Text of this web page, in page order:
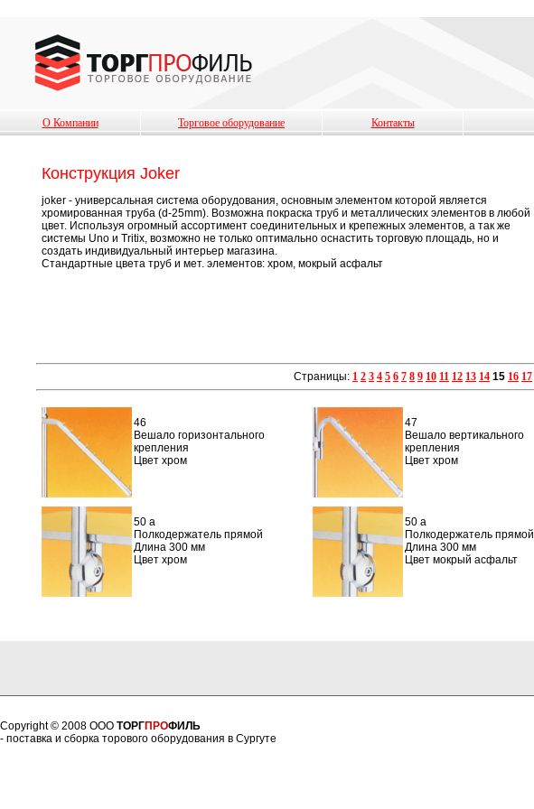
О Компании Торговое оборудование Контакты
Конструкция Joker
joker - универсальная система оборудования, основным элементом которой является
хромированная труба (d-25mm). Возможна покраска труб и металлических элементов в любой
цвет. Используя огромный ассортимент соединительных и крепежных элементов, а так же
системы Uno и Tritix, возможно не только оптимально оснастить торговую площадь, но и
создать индивидуальный интерьер магазина.
Стандартные цвета труб и мет. элементов: хром, мокрый асфальт
Страницы: 1 2 3 4 5 6 7 8 9 10 11 12 13 14 15 16 17
46
Вешало горизонтального
крепления
Цвет хром
47
Вешало вертикального
крепления
Цвет хром
50 a
Полкодержатель прямой
Длина 300 мм
Цвет хром
50 a
Полкодержатель прямой
Длина 300 мм
Цвет мокрый асфальт
Copyright © 2008 ООО ТОРГПРОФИЛЬ
- поставка и сборка торового оборудования в Сургуте